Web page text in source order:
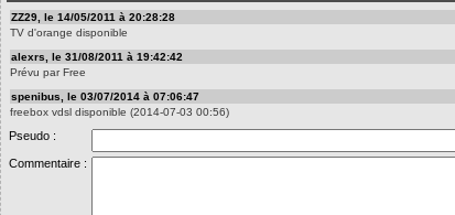
ZZ29, le 14/05/2011 à 20:28:28
TV d'orange disponible
alexrs, le 31/08/2011 à 19:42:42
Prévu par Free
spenibus, le 03/07/2014 à 07:06:47
freebox vdsl disponible (2014-07-03 00:56)
Pseudo :
Commentaire :